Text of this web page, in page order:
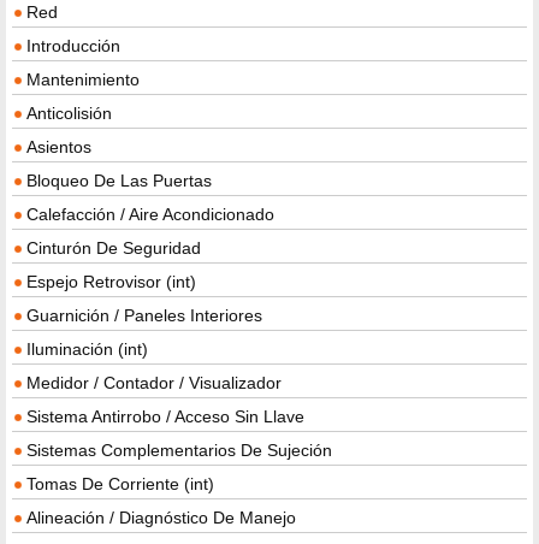
Red
Introducción
Mantenimiento
Anticolisión
Asientos
Bloqueo De Las Puertas
Calefacción / Aire Acondicionado
Cinturón De Seguridad
Espejo Retrovisor (int)
Guarnición / Paneles Interiores
Iluminación (int)
Medidor / Contador / Visualizador
Sistema Antirrobo / Acceso Sin Llave
Sistemas Complementarios De Sujeción
Tomas De Corriente (int)
Alineación / Diagnóstico De Manejo